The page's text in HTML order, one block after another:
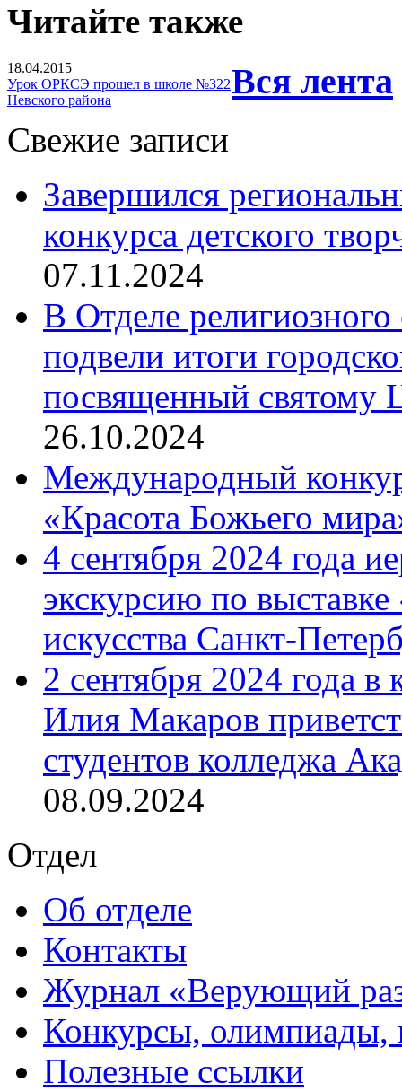
Читайте также
18.04.2015
Урок ОРКСЭ прошел в школе №322
Невского района
Вся лента
Свежие записи
Завершился
конкурса детского
07.11.2024
В Отделе религиозного
подвели итоги
посвященный святому
26.10.2024
Международный
«Красота Божьего
4 сентября 2024 года
экскурсию по
искусства Санкт-
2 сентября 2024 года
Илия Макаров
студентов колледжа
08.09.2024
Отдел
Об отделе
Контакты
Журнал «Верующий
Конкурсы, олимпиады,
Полезные ссылки